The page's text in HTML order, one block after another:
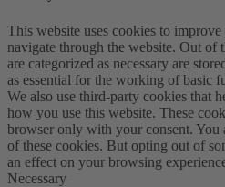
This website uses cookies to
navigate through the website. Out of
are categorized as necessary are
as essential for the working of basic
We also use third-party cookies that
how you use this website. These
browser only with your consent. You
of these cookies. But opting out of
an effect on your browsing
Necessary